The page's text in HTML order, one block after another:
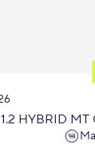
1.2 HYBRID